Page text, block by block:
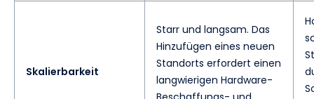
Skalierbarkeit
Starr und langsam. Das
Hinzufügen eines neuen
Standorts erfordert einen
langwierigen Hardware-